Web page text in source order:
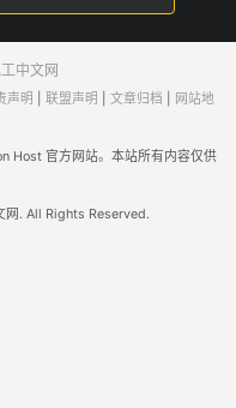
中文网
声明 联盟声明 文章归档
网站地
Host 官方网站。本站所有内容仅供
. All Rights Reserved.